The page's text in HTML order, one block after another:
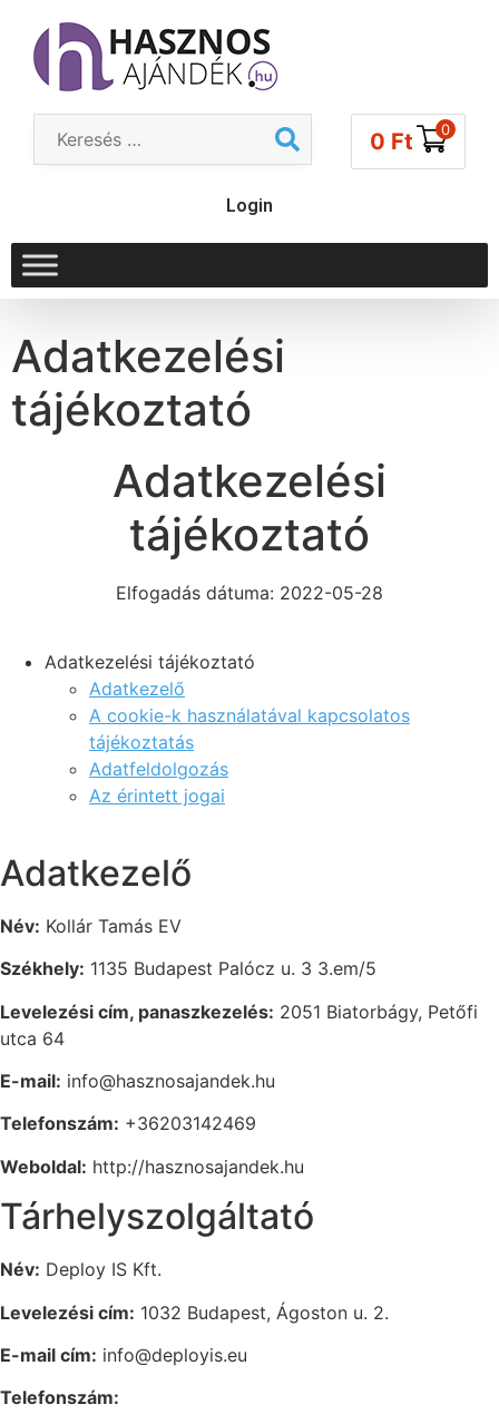
0 Ft 0
Login
Adatkezelési
tájékoztató
Adatkezelési
tájékoztató
Elfogadás dátuma: 2022-05-28
Adatkezelési tájékoztató
Adatkezelő
A cookie-k használatával kapcsolatos
tájékoztatás
Adatfeldolgozás
Az érintett jogai
Adatkezelő
Név: Kollár Tamás EV
Székhely: 1135 Budapest Palócz u. 3 3.em/5
Levelezési cím, panaszkezelés: 2051 Biatorbágy, Petőfi
utca 64
E-mail: info@hasznosajandek.hu
Telefonszám: +36203142469
Weboldal: http://hasznosajandek.hu
Tárhelyszolgáltató
Név: Deploy IS Kft.
Levelezési cím: 1032 Budapest, Ágoston u. 2.
E-mail cím: info@deployis.eu
Telefonszám: